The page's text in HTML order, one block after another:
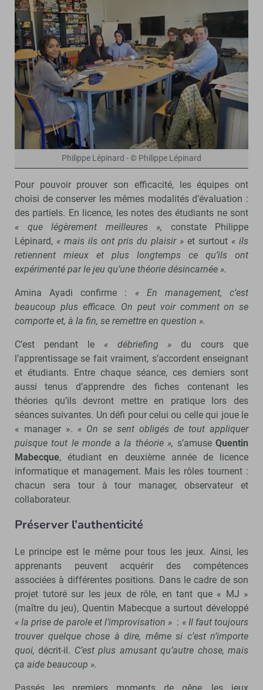
Philippe Lépinard - © Philippe Lépinard
Pour pouvoir prouver son efficacité, les équipes ont
choisi de conserver les mêmes modalités d’évaluation :
des partiels. En licence, les notes des étudiants ne sont
« que légèrement meilleures », constate Philippe
Lépinard, « mais ils ont pris du plaisir » et surtout « ils
retiennent mieux et plus longtemps ce qu’ils ont
expérimenté par le jeu qu’une théorie désincarnée ».
Amina Ayadi confirme : « En management, c’est
beaucoup plus efficace. On peut voir comment on se
comporte et, à la fin, se remettre en question ».
C’est pendant le« débriefing » du cours que
l’apprentissage se fait vraiment, s’accordent enseignant
et étudiants. Entre chaque séance, ces derniers sont
aussi tenus d’apprendre des fiches contenant les
théories qu’ils devront mettre en pratique lors des
séances suivantes. Un défi pour celui ou celle qui joue le
« manager ». « On se sent obligés de tout appliquer
puisque tout le monde a la théorie », s’amuseQuentin
Mabecque, étudiant en deuxième année de licence
informatique et management. Mais les rôles tournent :
chacun sera tour à tour manager, observateur et
collaborateur.
Préserver l’authenticité
Le principe est le même pour tous les jeux. Ainsi, les
apprenants peuvent acquérir des compétences
associées à différentes positions. Dans le cadre de son
projet tutoré sur les jeux de rôle, en tant que « MJ »
(maître du jeu), Quentin Mabecque a surtout développé
« la prise de parole et l’improvisation » : « Il faut toujours
trouver quelque chose à dire, même si c’est n’importe
quoi,décrit-il. C’est plus amusant qu’autre chose, mais
ça aide beaucoup ».